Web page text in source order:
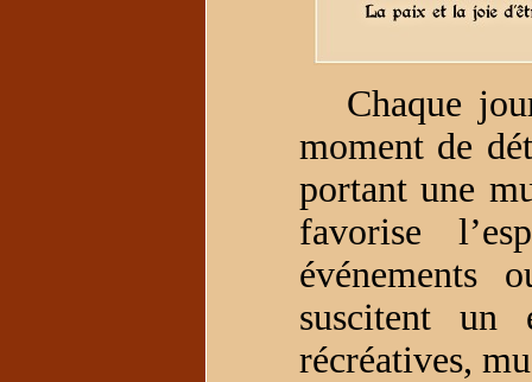
Chaque
moment de
portant une
favorise
événements
suscitent un
récréatives,